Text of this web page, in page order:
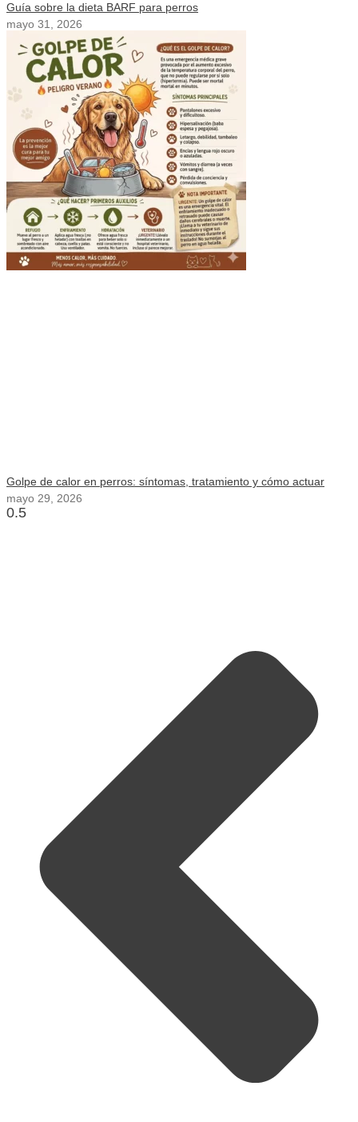
Guía sobre la dieta BARF para perros
mayo 31, 2026
Golpe de calor en perros: síntomas, tratamiento y cómo actuar
mayo 29, 2026